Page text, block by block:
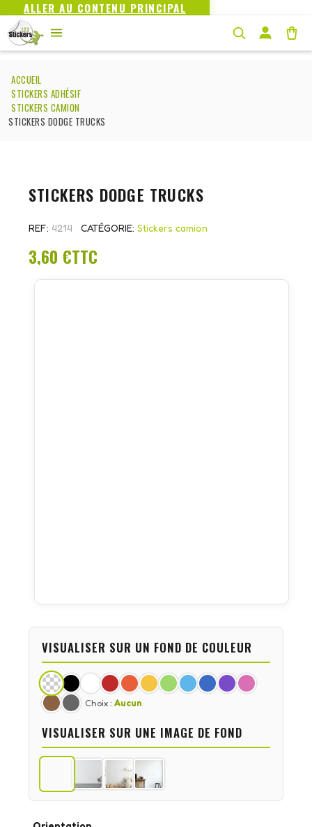
ALLER AU CONTENU PRINCIPAL
ACCUEIL
STICKERS ADHÉSIF
STICKERS CAMION
STICKERS DODGE TRUCKS
STICKERS DODGE TRUCKS
REF 4214 CATÉGORIE Stickers camion
3,60 €TTC
VISUALISER SUR UN FOND DE COULEUR
Choix : Aucun
VISUALISER SUR UNE IMAGE DE FOND